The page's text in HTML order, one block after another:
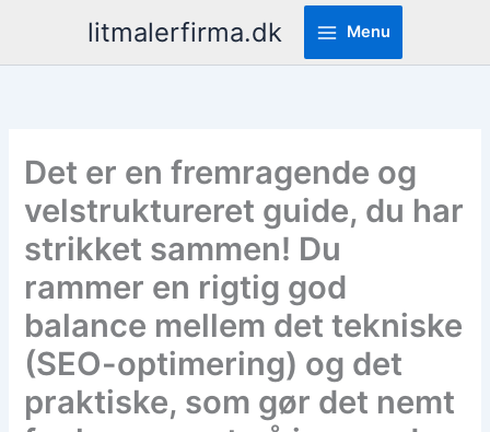
turinio
litmalerfirma.dk Menu
Det er en fremragende og
velstruktureret guide, du har
strikket sammen! Du
rammer en rigtig god
balance mellem det tekniske
(SEO-optimering) og det
praktiske, som gør det nemt